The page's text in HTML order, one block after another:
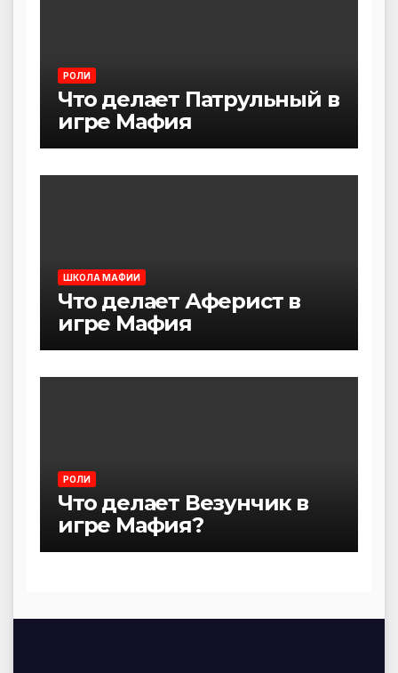
РОЛИ
Что делает Патрульный в
игре Мафия
ШКОЛА МАФИИ
Что делает Аферист в
игре Мафия
РОЛИ
Что делает Везунчик в
игре Мафия?